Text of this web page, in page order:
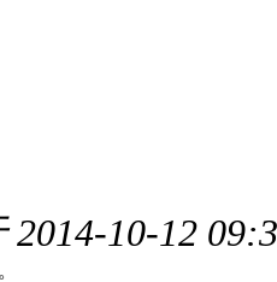
2014-10-12